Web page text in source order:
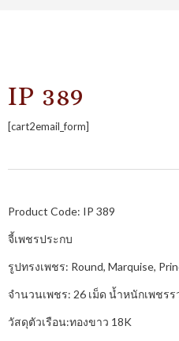
IP 389
[cart2email_form]
Product Code: IP 389
จี้เพชรประกบ
รูปทรงเพชร: Round, Marquise,
จำนวนเพชร: 26 เม็ด น้ำหนักเพชรร
วัสดุตัวเรือน:ทองขาว 18K